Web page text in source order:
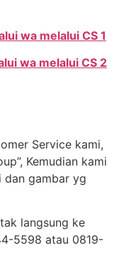
wa melalui CS 1
wa melalui CS 2
Service kami,
Kemudian kami
gambar yg
langsung ke
5598 atau 0819-